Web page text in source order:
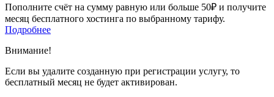
Пополните счёт на сумму равную или больше 50₽ и получите
месяц бесплатного хостинга по выбранному тарифу.
Подробнее
Внимание!
Если вы удалите созданную при регистрации услугу, то
бесплатный месяц не будет активирован.